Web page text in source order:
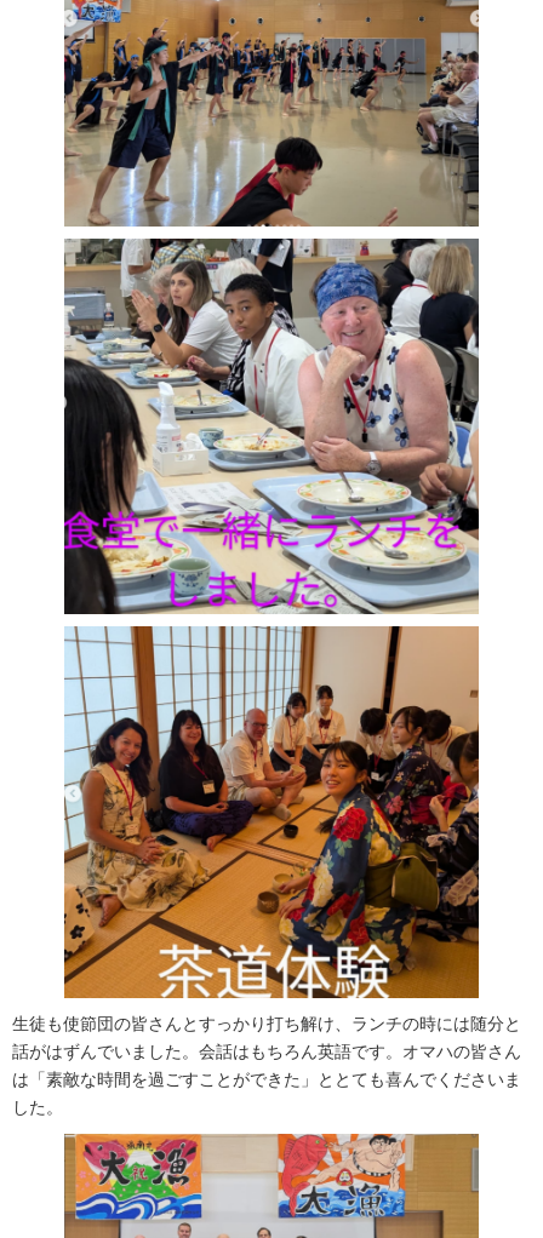
生徒も使節団の皆さんとすっかり打ち解け、ランチの時には随分と
話がはずんでいました。会話はもちろん英語です。オマハの皆さん
は「素敵な時間を過ごすことができた」ととても喜んでくださいま
した。